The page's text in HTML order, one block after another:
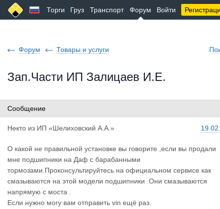
Торги Груз Транспорт Форум Войти
Форум Товары и услуги
Зап.Части ИП Залицаев И.Е.
Сообщение
Некто из ИП «Шелиховский А.А.»
О какой не правильной установке вы говорите ,если вы продали
мне подшипники на Даф с барабанными
тормозами.Проконсультируйтесь на официальном сервисе как
смазываются на этой модели подшипники .Они смазываются
напрямую с моста .
Если нужно могу вам отправить vin ещё раз.